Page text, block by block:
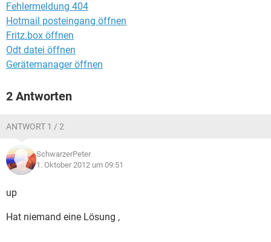
Fehlermeldung 404
Hotmail posteingang öffnen
Fritz.box öffnen
Odt datei öffnen
Gerätemanager öffnen
2 Antworten
ANTWORT 1 / 2
SchwarzerPeter
1. Oktober 2012 um 09:51
up
Hat niemand eine Lösung ,